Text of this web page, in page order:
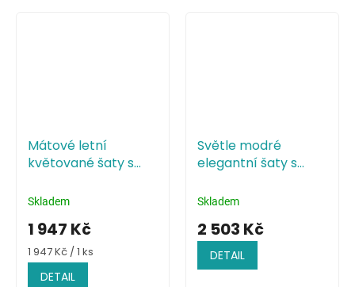
Mátové letní
květované šaty s
Skladem
1 947 Kč
Měrná
cena:
1 947 Kč / 1 ks
DETAIL
Světle modré
elegantní šaty s
živůtkem
Skladem
2 503 Kč
DETAIL